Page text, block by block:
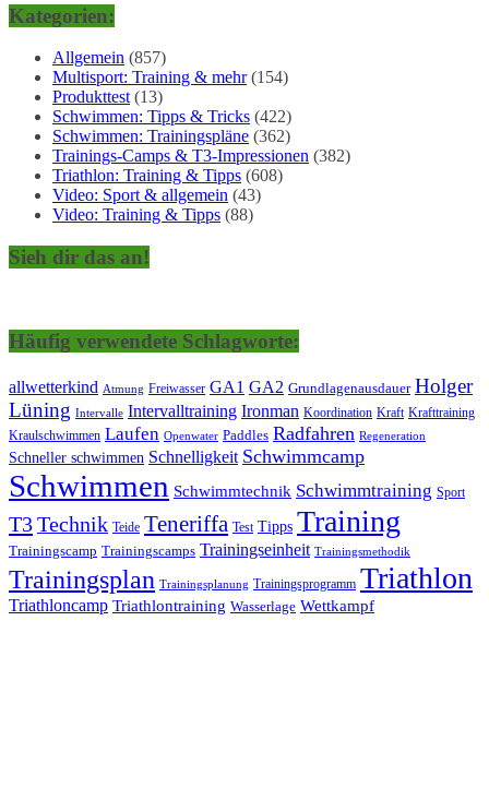
Kategorien:
Allgemein (857)
Multisport: Training & mehr(154)
Produkttest (13)
Schwimmen: Tipps & Tricks (422)
Schwimmen: Trainingspläne (362)
Trainings-Camps & T3-Impressionen (382)
Triathlon: Training & Tipps (608)
Video: Sport & allgemein (43)
Video: Training & Tipps (88)
Sieh dir das an!
Häufig verwendete Schlagworte:
allwetterkind Atmung Freiwasser GA1 GA2 Grundlagenausdauer Holger
Lüning Intervalle Intervalltraining Ironman Koordination Kraft Krafttraining
Kraulschwimmen Laufen Openwater Paddles Radfahren Regeneration
Schneller schwimmen Schnelligkeit Schwimmcamp
Schwimmen Schwimmtechnik Schwimmtraining Sport
T3Technik Teide Teneriffa Test Tipps Training
Trainingscamp Trainingscamps Trainingseinheit Trainingsmethodik
Trainingsplan Trainingsplanung Trainingsprogramm Triathlon
Triathloncamp Triathlontraining Wasserlage Wettkampf